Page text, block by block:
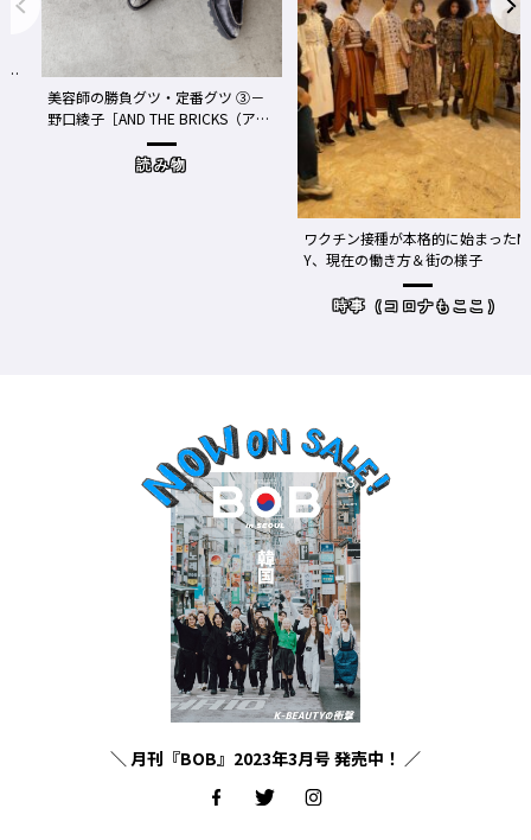
美容師の勝負グツ・定番グツ ③－
野口綾子［AND THE BRICKS（アン
ドザブリックス）／神奈川県鎌倉
読み物
ワクチン接種が本格的に始まったN
Y、現在の働き方＆街の様子
時事（コロナもここ）
＼ 月刊『BOB』2023年3月号 発売中！ ／